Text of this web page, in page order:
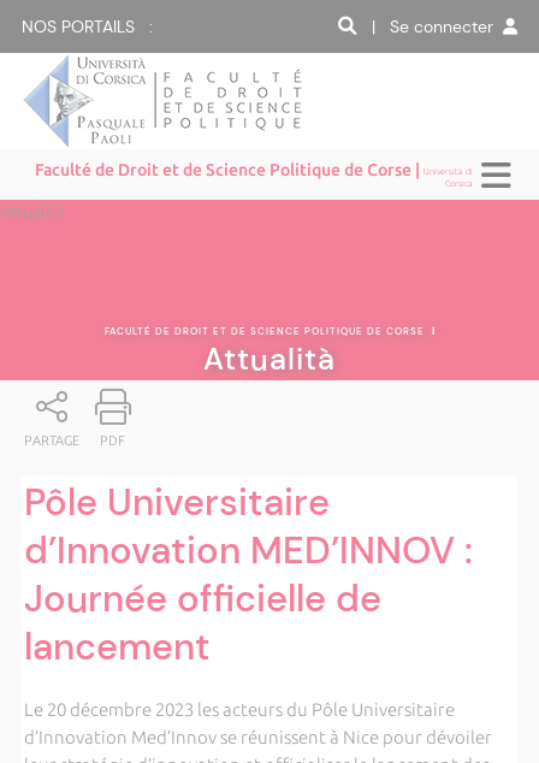
NOS PORTAILS : | Se connecter
Faculté de Droit et de Science Politique de Corse |Università di
Corsica
Attualità
FACULTÉ DE DROIT ET DE SCIENCE POLITIQUE DE CORSE |
Attualità
PARTAGE PDF
Pôle Universitaire
d’Innovation MED’INNOV :
Journée officielle de
lancement
Le 20 décembre 2023 les acteurs du Pôle Universitaire
d’Innovation Med’Innov se réunissent à Nice pour dévoiler